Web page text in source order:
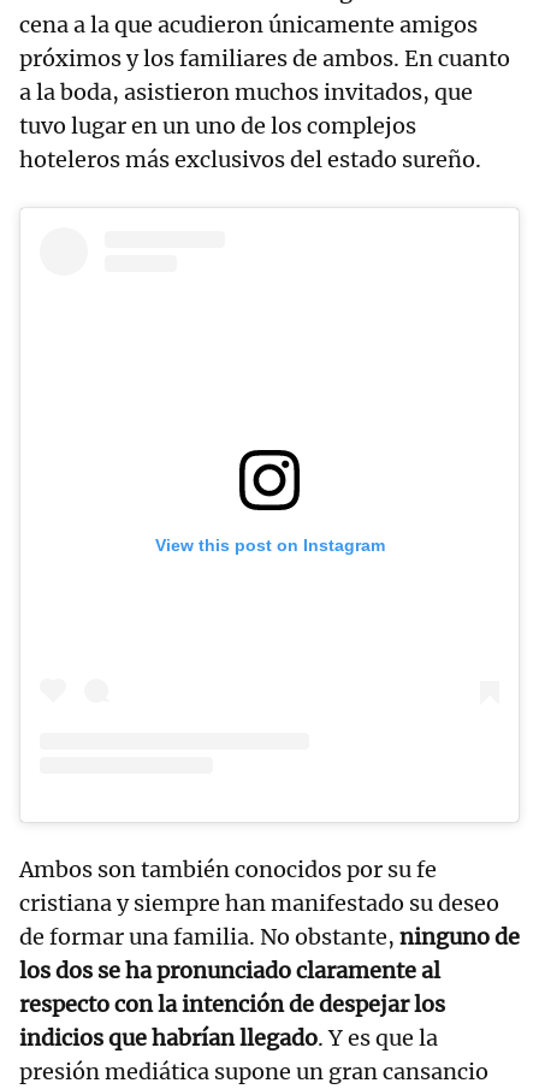
cena a la que acudieron únicamente amigos
próximos y los familiares de ambos. En cuanto
a la boda, asistieron muchos invitados, que
tuvo lugar en un uno de los complejos
hoteleros más exclusivos del estado sureño.
View this post on Instagram
Ambos son también conocidos por su fe
cristiana y siempre han manifestado su deseo
de formar una familia. No obstante, ninguno de
los dos se ha pronunciado claramente al
respecto con la intención de despejar los
indicios que habrían llegado. Y es que la
presión mediática supone un gran cansancio